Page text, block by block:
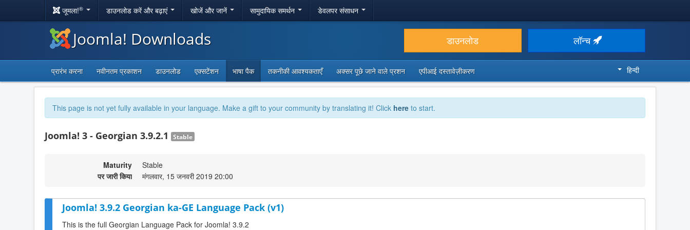
जूमला!® डाउनलोड करें और बढ़ाएं खोजें और जानें सामुदायिक समर्थन डेवलपर संसाधन
Joomla! Downloads डाउनलोड लॉन्च
प्रारंभ करना नवीनतम प्रकाशन डाउनलोड एक्सटेंशन भाषा पैक तकनीकी आवश्यकताएँ अक्सर पूछे जाने वाले प्रशन एपीआई दस्तावेज़ीकरण हिन्दी
This page is not yet fully available in your language. Make a gift to your community by translating it! Click here to start.
Joomla! 3 - Georgian 3.9.2.1 Stable
Maturity
Stable
पर जारी किया
मंगलवार, 15 जनवरी 2019 20:00
Joomla! 3.9.2 Georgian ka-GE Language Pack (v1)
This is the full Georgian Language Pack for Joomla! 3.9.2